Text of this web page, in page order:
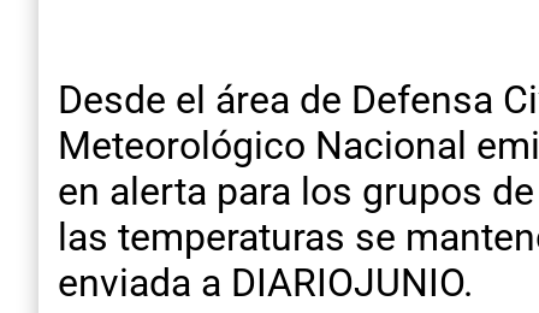
Desde el área de Defensa
Meteorológico Nacional
en alerta para los grupos
las temperaturas se
enviada a DIARIOJUNIO.